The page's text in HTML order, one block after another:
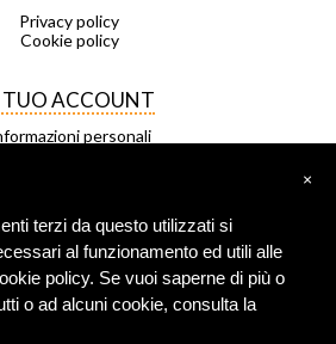
Privacy policy
Cookie policy
TUO ACCOUNT
personali
mie liste di desideri
I miei avvisi
FRANCHISING
×
terzi da questo utilizzati si
al funzionamento ed utili alle
policy. Se vuoi saperne di più o
o ad alcuni cookie, consulta la